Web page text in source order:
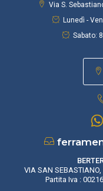
Via S.
Lunedì -
Sabato:
VIA SAN
Partita Iva :